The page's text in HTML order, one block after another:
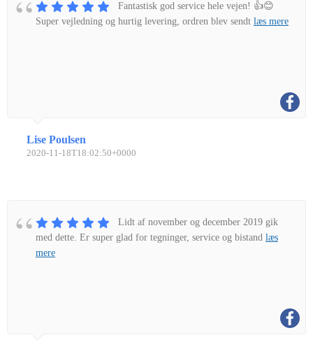
Fantastisk god service hele vejen! 👍😊
Super vejledning og hurtig levering, ordren blev sendt læs mere
Lise Poulsen
2020-11-18T18:02:50+0000
Lidt af november og december 2019 gik
med dette. Er super glad for tegninger, service og bistand læs
mere